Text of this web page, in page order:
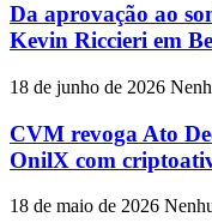
Da aprovação ao
Kevin Riccieri em
18 de junho de 2026
CVM revoga Ato
OnilX com
18 de maio de 2026